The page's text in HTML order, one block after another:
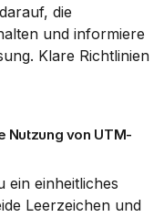
die
und informiere
Klare Richtlinien
Nutzung von UTM-
ein einheitliches
Leerzeichen und